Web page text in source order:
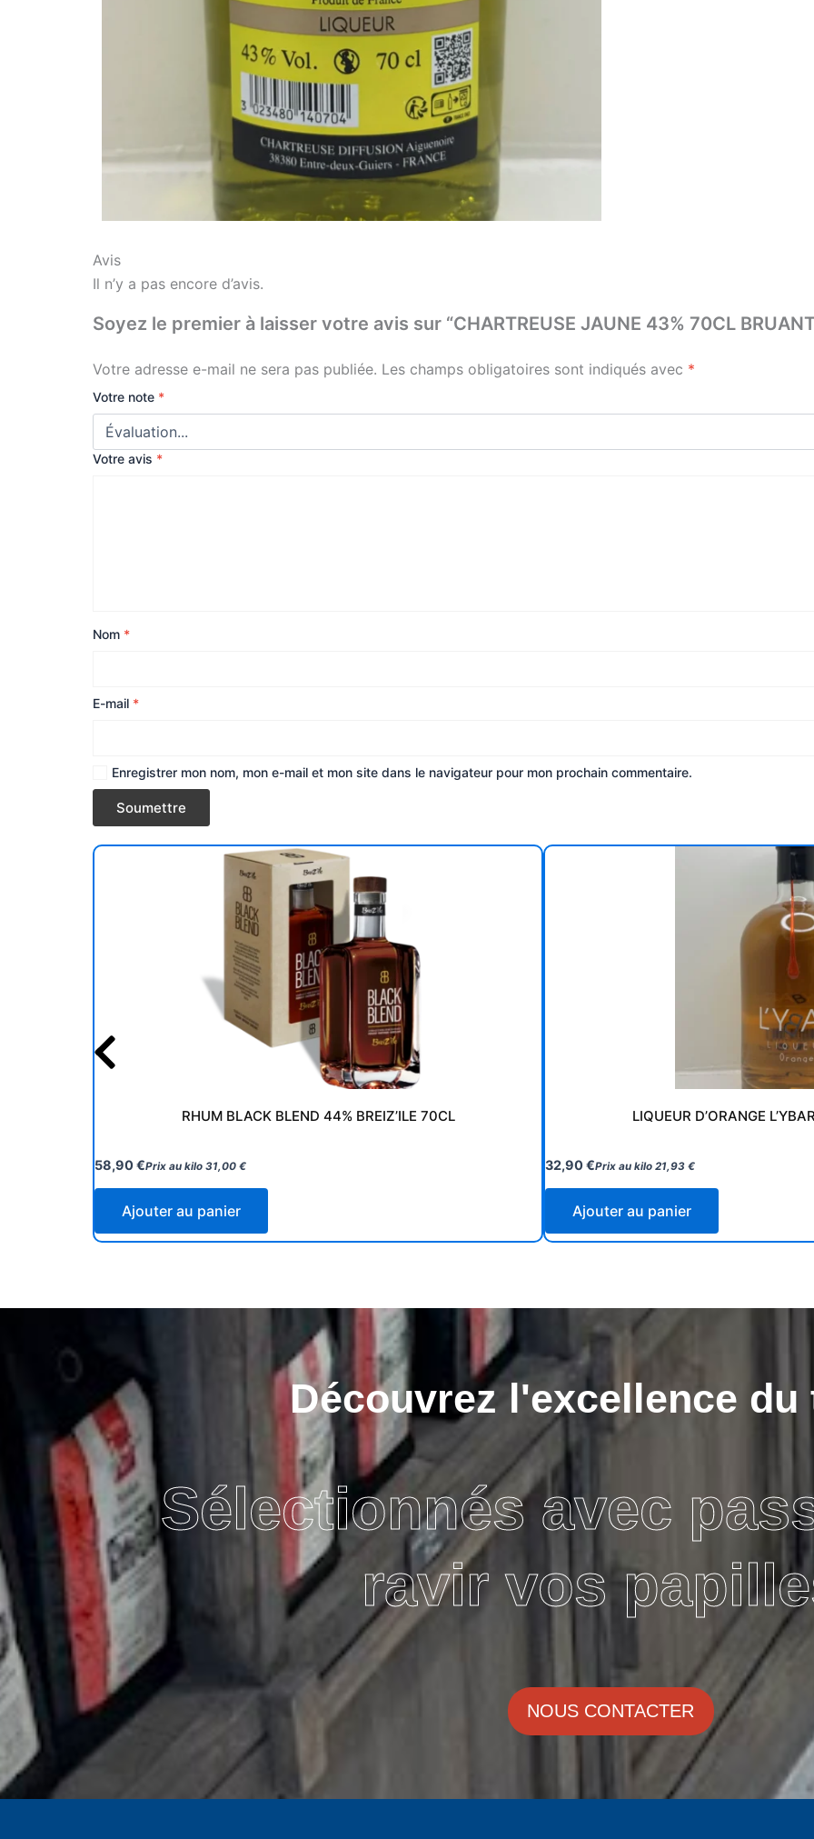
Avis
Il n’y a pas encore d’avis.
Soyez le premier à laisser votre avis sur “CHARTREUSE JAUNE 43% 70CL
Votre adresse e-mail ne sera pas publiée. Les champs obligatoires sont indiqués avec *
Votre note *
Votre avis *
Nom *
E-mail *
Enregistrer mon nom, mon e-mail et mon site dans le navigateur pour mon prochain commentaire.
RHUM BLACK BLEND 44% BREIZ’ILE 70CL
58,90€Prix au kilo 31,00 €
Ajouter au panier
LIQUEUR D’ORANGE
32,90€Prix au kilo 21,93 €
Ajouter au panier
Découvrez l'excellence
Sélectionnés avec
ravir vos
NOUS CONTACTER